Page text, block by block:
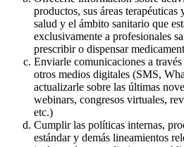
productos, sus áreas
salud y el ámbito sanitario que
exclusivamente a profesionales
prescribir o dispensar
Enviarle comunicaciones a
otros medios digitales (SMS,
actualizarle sobre las últimas
webinars, congresos virtuales,
etc.)
Cumplir las políticas internas,
estándar y demás lineamientos